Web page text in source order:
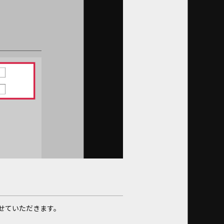
いただきます。